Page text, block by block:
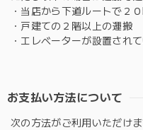
・当店から下道ルートで２
・戸建ての２階以上の運搬
・エレベーターが設置され
お支払い方法について
次の方法がご利用いただけま